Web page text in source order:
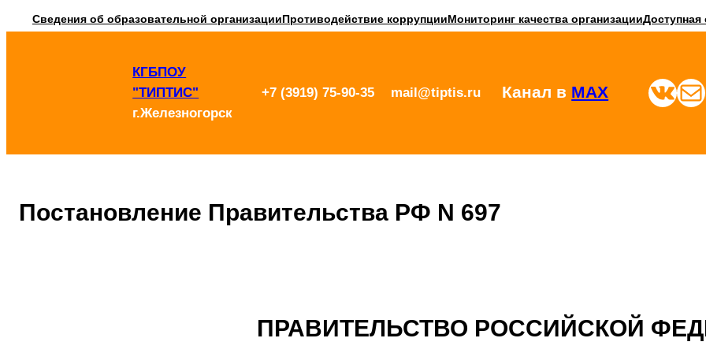
Перейти
содержимому
Сведения об образовательной организацииПротиводействие коррупцииМониторинг качества организацииДоступная
КГБПОУ
"ТИПТИС"
г.Железногорск
+7 (3919) 75-90-35 mail@tiptis.ru Канал в MAX ВКонтакте Почта
Постановление Правительства РФ N 697
ПРАВИТЕЛЬСТВО РОССИЙСКОЙ